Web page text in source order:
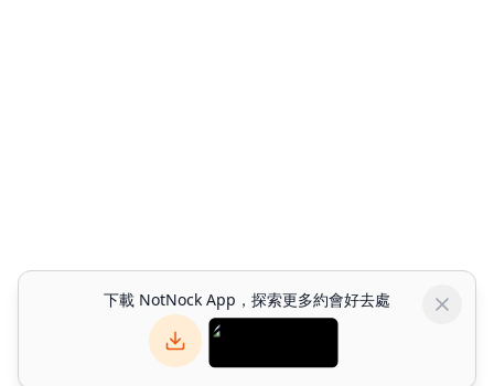
下載 NotNock App，探索更多約會好去處